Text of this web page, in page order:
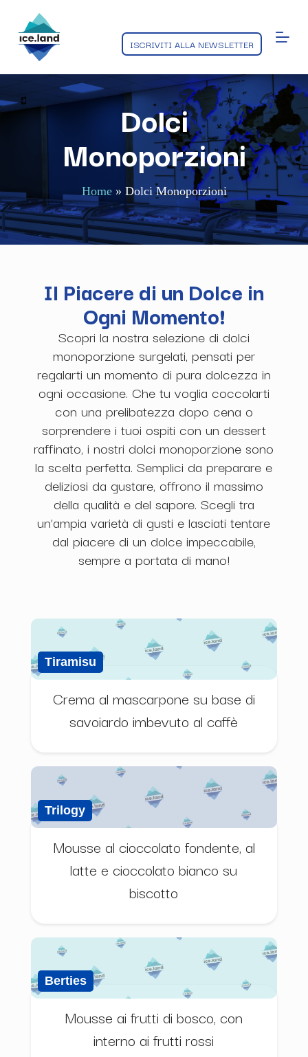
a
c
o
o
ISCRIVITI ALLA NEWSLETTER
Dolci
Monoporzioni
Home» Dolci Monoporzioni
Il Piacere di un Dolce in
Ogni Momento!
Scopri la nostra selezione di dolci
monoporzione surgelati, pensati per
regalarti un momento di pura dolcezza in
ogni occasione. Che tu voglia coccolarti
con una prelibatezza dopo cena o
sorprendere i tuoi ospiti con un dessert
raffinato, i nostri dolci monoporzione sono
la scelta perfetta. Semplici da preparare e
deliziosi da gustare, offrono il massimo
della qualità e del sapore. Scegli tra
un’ampia varietà di gusti e lasciati tentare
dal piacere di un dolce impeccabile,
sempre a portata di mano!
Tiramisu
Crema al mascarpone su base di
savoiardo imbevuto al caffè
Trilogy
Mousse al cioccolato fondente, al
latte e cioccolato bianco su
biscotto
Berties
Mousse ai frutti di bosco, con
interno ai frutti rossi